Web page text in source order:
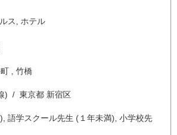
ス
ホテル
, 竹橋
) / 東京都 新宿区
語学スクール先生 (１年未満), 小学校先